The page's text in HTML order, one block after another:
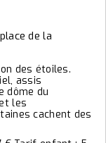
de la
des étoiles.
assis
dôme du
les
cachent des